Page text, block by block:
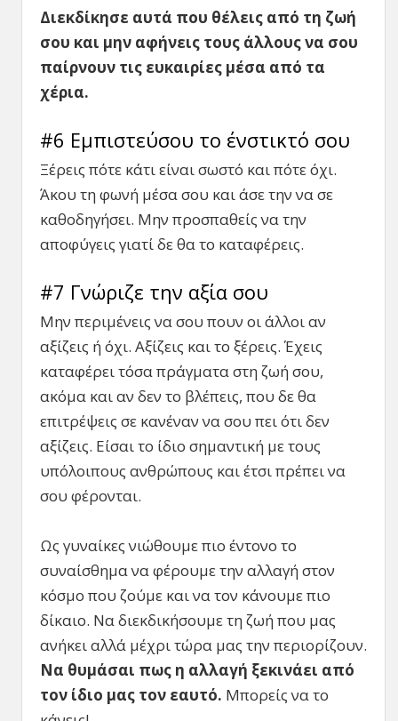
Διεκδίκησε αυτά που θέλεις από τη ζωή
σου και μην αφήνεις τους άλλους να σου
παίρνουν τις ευκαιρίες μέσα από τα
χέρια.
#6 Εμπιστεύσου το ένστικτό σου
Ξέρεις πότε κάτι είναι σωστό και πότε όχι.
Άκου τη φωνή μέσα σου και άσε την να σε
καθοδηγήσει. Μην προσπαθείς να την
αποφύγεις γιατί δε θα το καταφέρεις.
#7 Γνώριζε την αξία σου
Μην περιμένεις να σου πουν οι άλλοι αν
αξίζεις ή όχι. Αξίζεις και το ξέρεις. Έχεις
καταφέρει τόσα πράγματα στη ζωή σου,
ακόμα και αν δεν το βλέπεις, που δε θα
επιτρέψεις σε κανέναν να σου πει ότι δεν
αξίζεις. Είσαι το ίδιο σημαντική με τους
υπόλοιπους ανθρώπους και έτσι πρέπει να
σου φέρονται.
Ως γυναίκες νιώθουμε πιο έντονο το
συναίσθημα να φέρουμε την αλλαγή στον
κόσμο που ζούμε και να τον κάνουμε πιο
δίκαιο. Να διεκδικήσουμε τη ζωή που μας
ανήκει αλλά μέχρι τώρα μας την περιορίζουν.
Να θυμάσαι πως η αλλαγή ξεκινάει από
τον ίδιο μας τον εαυτό. Μπορείς να το